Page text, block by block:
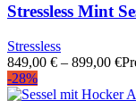
Stressless Mint
Stressless
849,00 € – 899,00 €
-28%